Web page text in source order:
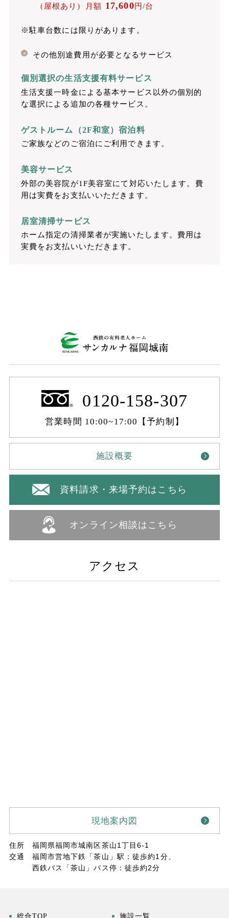
（屋根あり）月額 17,600円/台
※駐車台数には限りがあります。
その他別途費用が必要となるサービス
個別選択の生活支援有料サービス
生活支援一時金による基本サービス以外の個別的
な選択による追加の各種サービス。
ゲストルーム（2F和室）宿泊料
ご家族などのご宿泊にご利用できます。
美容サービス
外部の美容院が1F美容室にて対応いたします。費
用は実費をお支払いいただきます。
居室清掃サービス
ホーム指定の清掃業者が実施いたします。費用は
実費をお支払いいただきます。
0120-158-307
営業時間 10:00~17:00【予約制】
施設概要
資料請求・来場予約はこちら
オンライン相談はこちら
アクセス
住所
福岡県福岡市城南区茶山1丁目6-1
交通
福岡市営地下鉄「茶山」駅：徒歩約1分、
西鉄バス「茶山」バス停：徒歩約2分
現地案内図
総合TOP 施設一覧